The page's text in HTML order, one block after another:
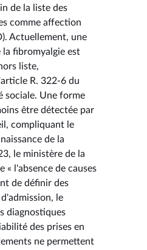
de la liste des
comme affection
Actuellement, une
la fibromyalgie est
liste,
R. 322-6 du
sociale. Une forme
être détectée par
compliquant le
de la
le ministère de la
« l'absence de causes
de définir des
le
diagnostiques
des prises en
ne permettent